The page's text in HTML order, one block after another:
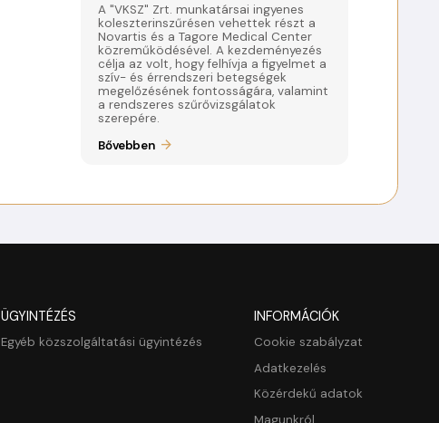
A "VKSZ" Zrt. munkatársai ingyenes
koleszterinszűrésen vehettek részt a
Novartis és a Tagore Medical Center
közreműködésével. A kezdeményezés
célja az volt, hogy felhívja a figyelmet a
szív- és érrendszeri betegségek
megelőzésének fontosságára, valamint
a rendszeres szűrővizsgálatok
szerepére.
Bővebben
ÜGYINTÉZÉS
Egyéb közszolgáltatási ügyintézés
INFORMÁCIÓK
Cookie szabályzat
Adatkezelés
Közérdekű adatok
Magunkról